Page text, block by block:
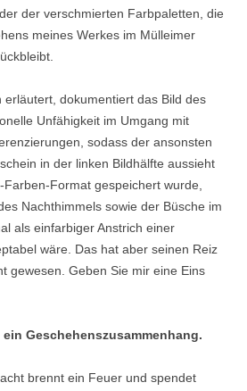
der verschmierten Farbpaletten, die
meines Werkes im Mülleimer
erläutert, dokumentiert das Bild des
Unfähigkeit im Umgang mit
sodass der ansonsten
in der linken Bildhälfte aussieht
Format gespeichert wurde,
Nachthimmels sowie der Büsche im
als einfarbiger Anstrich einer
wäre. Das hat aber seinen Reiz
gewesen. Geben Sie mir eine Eins
Geschehenszusammenhang.
brennt ein Feuer und spendet